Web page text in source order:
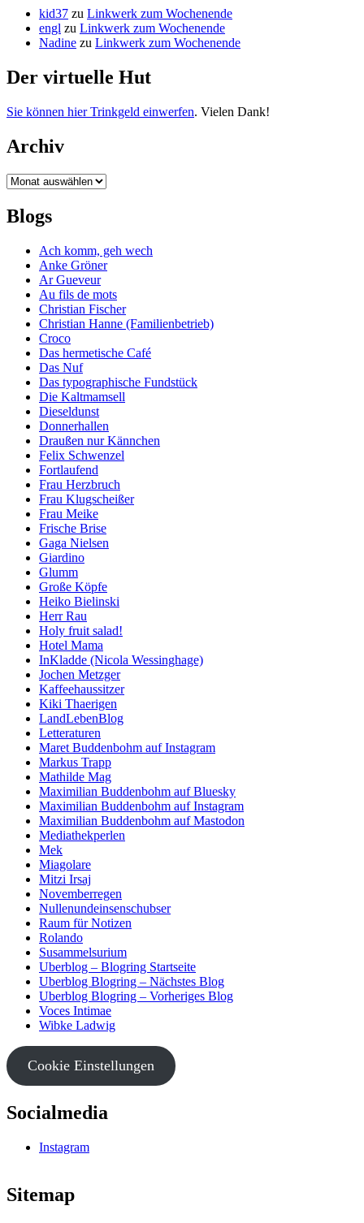
kid37 zu Linkwerk zum Wochenende
engl zu Linkwerk zum Wochenende
Nadine zu Linkwerk zum Wochenende
Der virtuelle Hut
Sie können hier Trinkgeld einwerfen. Vielen Dank!
Archiv
Archiv
Blogs
Ach komm, geh wech
Anke Gröner
Ar Gueveur
Au fils de mots
Christian Fischer
Christian Hanne (Familienbetrieb)
Croco
Das hermetische Café
Das Nuf
Das typographische Fundstück
Die Kaltmamsell
Dieseldunst
Donnerhallen
Draußen nur Kännchen
Felix Schwenzel
Fortlaufend
Frau Herzbruch
Frau Klugscheißer
Frau Meike
Frische Brise
Gaga Nielsen
Giardino
Glumm
Große Köpfe
Heiko Bielinski
Herr Rau
Holy fruit salad!
Hotel Mama
InKladde (Nicola Wessinghage)
Jochen Metzger
Kaffeehaussitzer
Kiki Thaerigen
LandLebenBlog
Letteraturen
Maret Buddenbohm auf Instagram
Markus Trapp
Mathilde Mag
Maximilian Buddenbohm auf Bluesky
Maximilian Buddenbohm auf Instagram
Maximilian Buddenbohm auf Mastodon
Mediathekperlen
Mek
Miagolare
Mitzi Irsaj
Novemberregen
Nullenundeinsenschubser
Raum für Notizen
Rolando
Susammelsurium
Uberblog – Blogring Startseite
Uberblog Blogring – Nächstes Blog
Uberblog Blogring – Vorheriges Blog
Voces Intimae
Wibke Ladwig
Cookie Einstellungen
Socialmedia
Instagram
Sitemap